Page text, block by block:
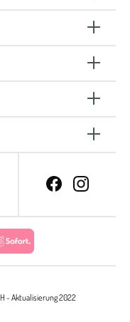
- Aktualisierung 2022